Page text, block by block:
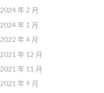
2024 年 2 月
2024 年 1 月
2022 年 4 月
2021 年 12 月
2021 年 11 月
2021 年 9 月